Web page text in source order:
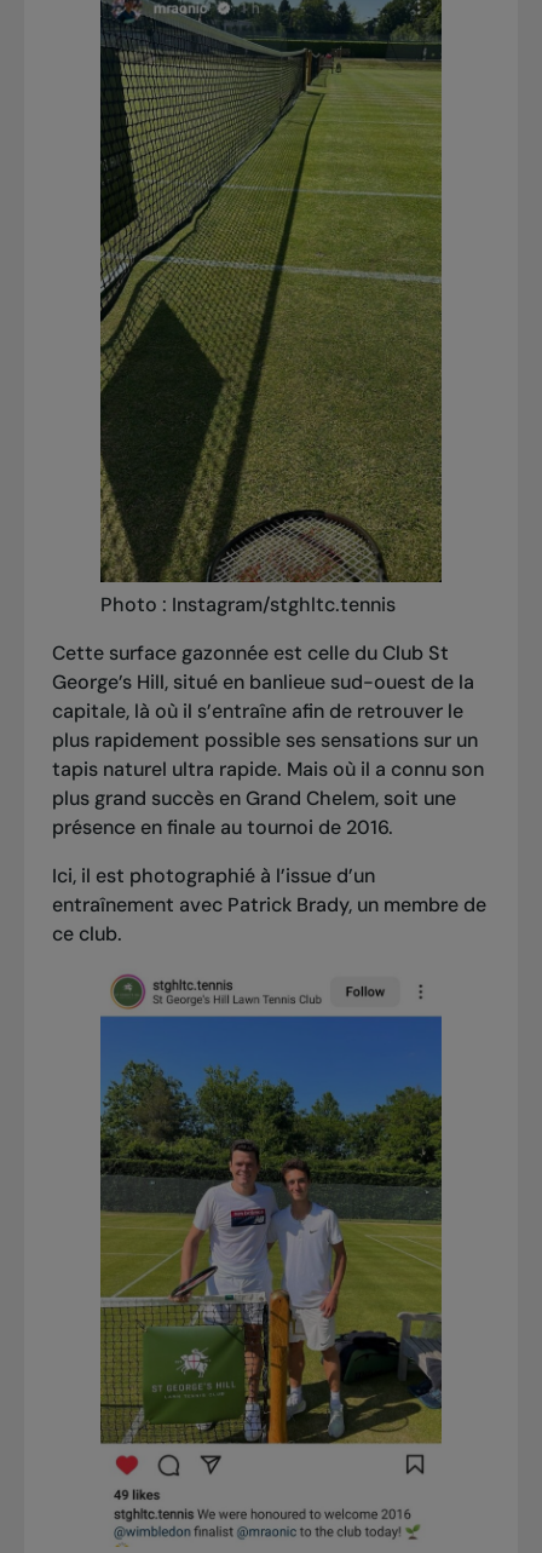
Photo : Instagram/stghltc.tennis
Cette surface gazonnée est celle du Club St
George’s Hill, situé en banlieue sud-ouest de la
capitale, là où il s’entraîne afin de retrouver le
plus rapidement possible ses sensations sur un
tapis naturel ultra rapide. Mais où il a connu son
plus grand succès en Grand Chelem, soit une
présence en finale au tournoi de 2016.
Ici, il est photographié à l’issue d’un
entraînement avec Patrick Brady, un membre de
ce club.